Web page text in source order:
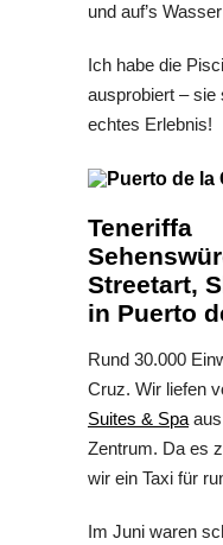
und auf’s
Ich habe die
ausprobiert – sie
echtes Erlebnis!
Teneriffa
Streetart,
in Puerto
Rund 30.000
Cruz. Wir liefen
Suites & Spa
Zentrum. Da es
wir ein Taxi für
Im Juni waren